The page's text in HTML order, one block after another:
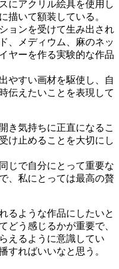
にアクリル絵具を使用し
描いて額装している。
ョンを受けて生み出され
、メディウム、麻のネッ
ヤーを作る実験的な作品
やすい画材を駆使し、自
伝えたいことを表現して
き気持ちに正直になるこ
け止めることを大切にし
じで自分にとって重要な
、私にとっては最高の贅
るような作品にしたいと
どう感じるかが重要で、
えるように意識してい
すればいいなと思う。